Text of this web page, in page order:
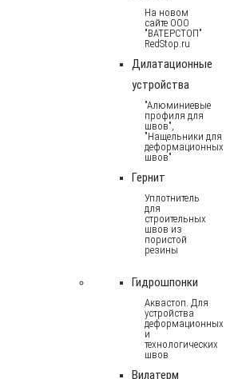
На новом
сайте ООО
"ВАТЕРСТОП"
RedStop.ru
Дилатационные
устройства
"Алюминиевые
профиля для
швов",
"Нащельники для
деформационных
швов"
Гернит
Уплотнитель
для
строительных
швов из
пористой
резины
Гидрошпонки
Аквастоп. Для
устройства
деформационных
и
технологических
швов
Вилатерм